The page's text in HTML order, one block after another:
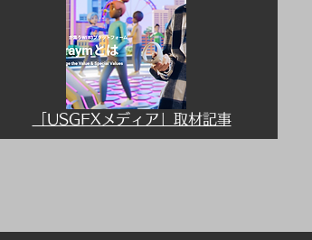
「USGFXメディア」取材記事